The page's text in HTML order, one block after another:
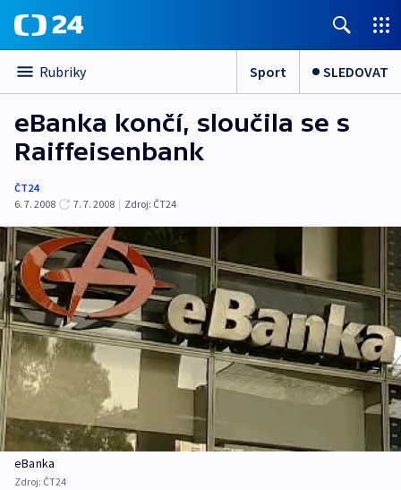
Rubriky Sport SLEDOVAT
eBanka končí, sloučila se s
Raiffeisenbank
ČT24
6. 7. 2008
7. 7. 2008 | Zdroj: ČT24
eBanka
Zdroj: ČT24